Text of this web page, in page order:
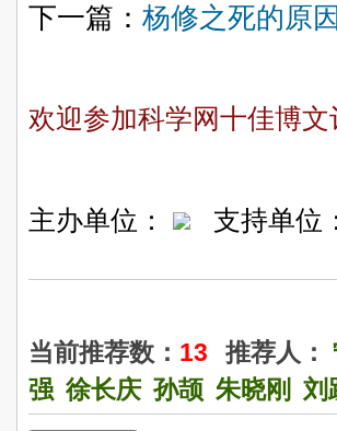
下一篇： 杨修之死的原
欢迎参加科学网十佳博文
主办单位： 支持单位
当前推荐数： 13 推荐人：
强 徐长庆 孙颉 朱晓刚 刘